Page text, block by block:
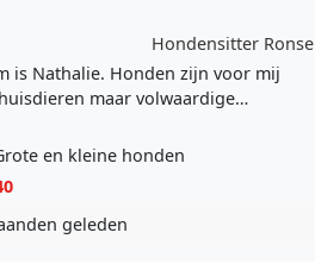
Hondensitter Ronse
is Nathalie. Honden zijn voor mij
maar volwaardige
zorg, aandacht en beweging
en kleine honden
geleden